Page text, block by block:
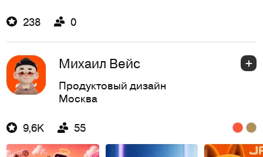
238 0
Михаил Вейс
Продуктовый дизайн
Москва
9,6K 55